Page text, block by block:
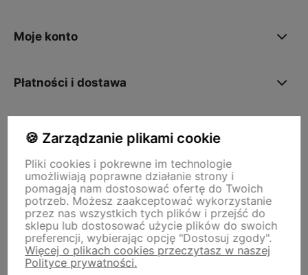
Moje konto
Płatności i dostawa
Storm - sklep plastyczny
Adres sklepu internetowego:ul. Kazimierza Wielkiego 29a, 50-077
WrocławSiedziba firmy:ul. Jana Uphagena 19, 80-237 Gdańsk NIP:
5840152571
zamowienia@stormplastyczny.pl| Tel.:781350938
🍪 Zarządzanie plikami cookie
Pliki cookies i pokrewne im technologie
umożliwiają poprawne działanie strony i
pomagają nam dostosować ofertę do Twoich
potrzeb. Możesz zaakceptować wykorzystanie
przez nas wszystkich tych plików i przejść do
sklepu lub dostosować użycie plików do swoich
preferencji, wybierając opcję "Dostosuj zgody".
Więcej o plikach cookies przeczytasz w naszej
Polityce prywatności.